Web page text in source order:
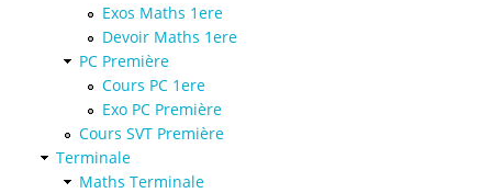
Exos Maths 1ere
Devoir Maths 1ere
PC Première
Cours PC 1ere
Exo PC Première
Cours SVT Première
Terminale
Maths Terminale